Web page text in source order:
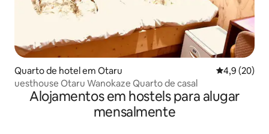
Quarto de hotel em Otaru
4,9 (20)
uesthouse Otaru Wanokaze Quarto de casal
Alojamentos em hostels para alugar
mensalmente